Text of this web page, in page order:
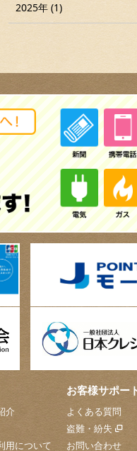
2025年 (1)
介
用について
お客様サポー
よくある質問
盗難・紛失
お問い合わせ